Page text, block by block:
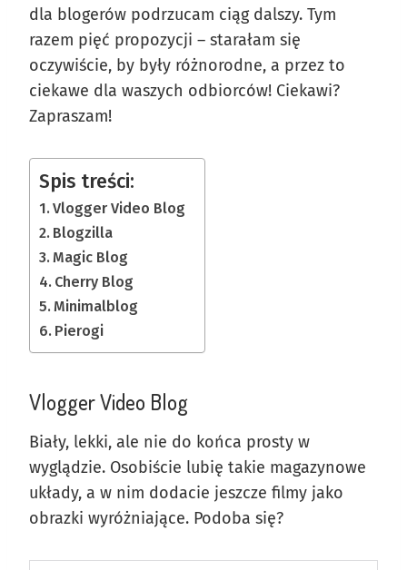
dla blogerów podrzucam ciąg dalszy. Tym
razem pięć propozycji – starałam się
oczywiście, by były różnorodne, a przez to
ciekawe dla waszych odbiorców! Ciekawi?
Zapraszam!
Spis treści:
Vlogger Video Blog
Blogzilla
Magic Blog
Cherry Blog
Minimalblog
Pierogi
Vlogger Video Blog
Biały, lekki, ale nie do końca prosty w
wyglądzie. Osobiście lubię takie magazynowe
układy, a w nim dodacie jeszcze filmy jako
obrazki wyróżniające. Podoba się?